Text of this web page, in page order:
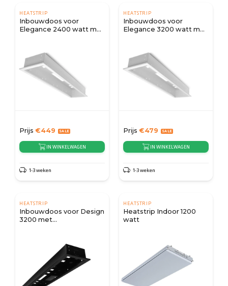
HEATSTRIP
Inbouwdoos voor
Elegance 2400 watt met
Prijs €449
IN WINKELWAGEN
1-3 weken
HEATSTRIP
Inbouwdoos voor
Elegance 3200 watt met
Prijs €479
IN WINKELWAGEN
1-3 weken
HEATSTRIP
Inbouwdoos voor Design
3200 met
HEATSTRIP
Heatstrip Indoor 1200
watt